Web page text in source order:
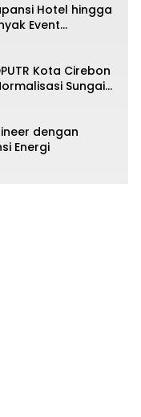
Hotel hingga
Event
Kota Cirebon
Sungai
dengan
Energi